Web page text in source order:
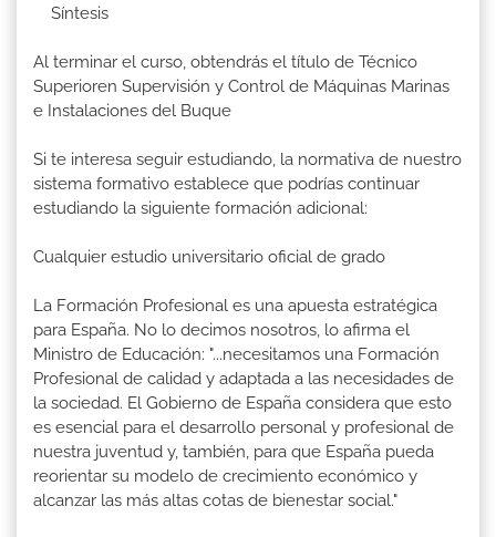
Síntesis
Al terminar el curso, obtendrás el título de Técnico
Superioren Supervisión y Control de Máquinas Marinas
e Instalaciones del Buque
Si te interesa seguir estudiando, la normativa de nuestro
sistema formativo establece que podrías continuar
estudiando la siguiente formación adicional:
Cualquier estudio universitario oficial de grado
La Formación Profesional es una apuesta estratégica
para España. No lo decimos nosotros, lo afirma el
Ministro de Educación: "...necesitamos una Formación
Profesional de calidad y adaptada a las necesidades de
la sociedad. El Gobierno de España considera que esto
es esencial para el desarrollo personal y profesional de
nuestra juventud y, también, para que España pueda
reorientar su modelo de crecimiento económico y
alcanzar las más altas cotas de bienestar social."